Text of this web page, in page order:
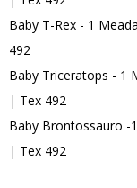
Baby T-Rex - 1
492
Baby Triceratops - 1
| Tex 492
Baby Brontossauro -
| Tex 492